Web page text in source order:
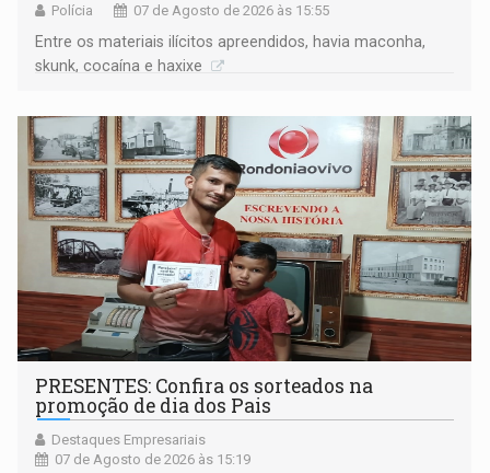
Polícia 07 de Agosto de 2026 às 15:55
Entre os materiais ilícitos apreendidos, havia maconha,
skunk, cocaína e haxixe
PRESENTES: Confira os sorteados na
promoção de dia dos Pais
Destaques Empresariais
07 de Agosto de 2026 às 15:19